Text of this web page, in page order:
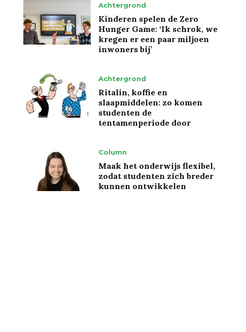
Achtergrond
Kinderen spelen de Zero
Hunger Game: ‘Ik schrok, we
kregen er een paar miljoen
inwoners bij’
Achtergrond
Ritalin, koffie en
slaapmiddelen: zo komen
studenten de
tentamenperiode door
Column
Maak het onderwijs flexibel,
zodat studenten zich breder
kunnen ontwikkelen